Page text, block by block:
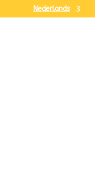
Nederlands